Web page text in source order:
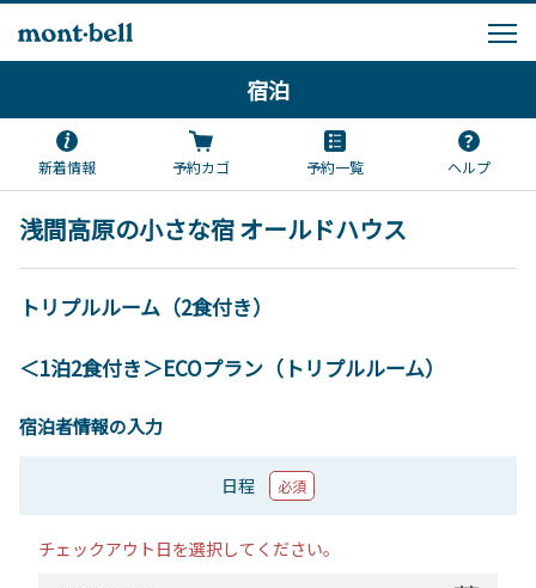
宿泊
新着情報 予約カゴ 予約一覧 ヘルプ
浅間高原の小さな宿 オールドハウス
トリプルルーム（2食付き）
＜1泊2食付き＞ECOプラン（トリプルルーム）
宿泊者情報の入力
日程 必須
チェックアウト日を選択してください。